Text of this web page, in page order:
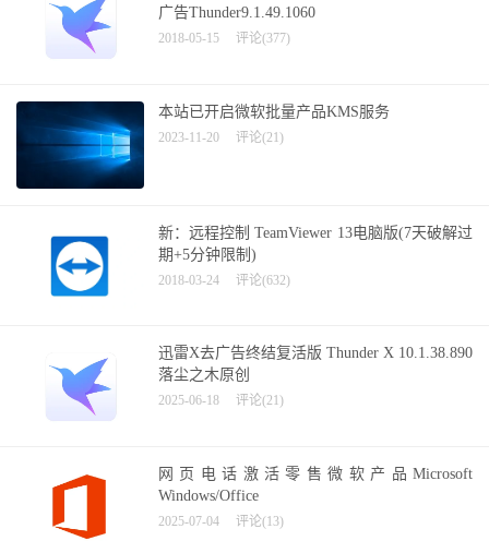
广告Thunder9.1.49.1060
2018-05-15 评论(377)
本站已开启微软批量产品KMS服务
2023-11-20 评论(21)
新：远程控制 TeamViewer 13电脑版(7天破解过
期+5分钟限制)
2018-03-24 评论(632)
迅雷X去广告终结复活版 Thunder X 10.1.38.890
落尘之木原创
2025-06-18 评论(21)
网页电话激活零售微软产品Microsoft
Windows/Office
2025-07-04 评论(13)